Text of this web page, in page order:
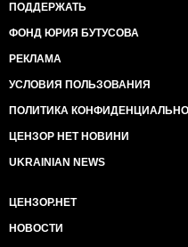
ПОДДЕРЖАТЬ
ФОНД ЮРИЯ БУТУСОВА
РЕКЛАМА
УСЛОВИЯ ПОЛЬЗОВАНИЯ
ПОЛИТИКА
ЦЕНЗОР НЕТ НОВИНИ
UKRAINIAN NEWS
ЦЕНЗОР.НЕТ
НОВОСТИ